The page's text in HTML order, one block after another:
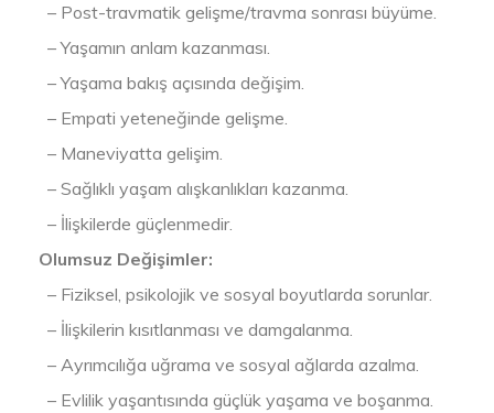
– Post-travmatik gelişme/travma sonrası büyüme.
– Yaşamın anlam kazanması.
– Yaşama bakış açısında değişim.
– Empati yeteneğinde gelişme.
– Maneviyatta gelişim.
– Sağlıklı yaşam alışkanlıkları kazanma.
– İlişkilerde güçlenmedir.
Olumsuz Değişimler:
– Fiziksel, psikolojik ve sosyal boyutlarda sorunlar.
– İlişkilerin kısıtlanması ve damgalanma.
– Ayrımcılığa uğrama ve sosyal ağlarda azalma.
– Evlilik yaşantısında güçlük yaşama ve boşanma.